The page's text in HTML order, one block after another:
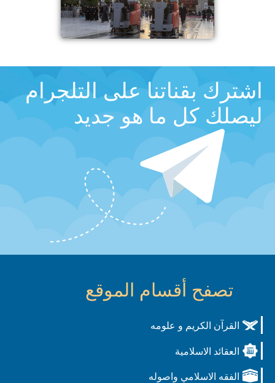
اشترك بقناتنا على التلجرام
ليصلك كل ما هو جديد
تصفح أقسام الموقع
القرآن الكريم و علومه
العقائد الاسلامية
الفقه الاسلامي واصوله